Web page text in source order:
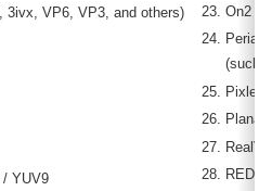
3ivx, VP6, VP3, and others)
/ YUV9
On2
Perian
(such
Pixlet
Planar